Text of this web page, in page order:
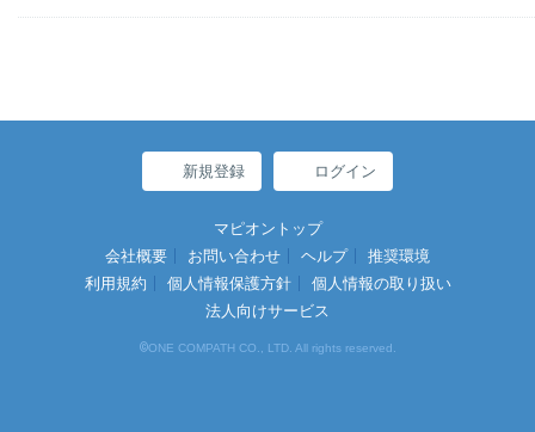
新規登録 ログイン
マピオントップ
会社概要
お問い合わせ ヘルプ
推奨環境
利用規約
個人情報保護方針
個人情報の取り扱い
法人向けサービス
©ONE COMPATH CO., LTD. All rights reserved.